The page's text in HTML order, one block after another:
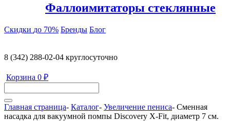
Фаллоимитаторы стеклянные
Скидки до 70% Бренды Блог
8 (342) 288-02-04 круглосуточно
Корзина 0 ₽
Главная страница- Каталог- Увеличение пениса- Сменная
насадка для вакуумной помпы Discovery X-Fit, диаметр 7 см.